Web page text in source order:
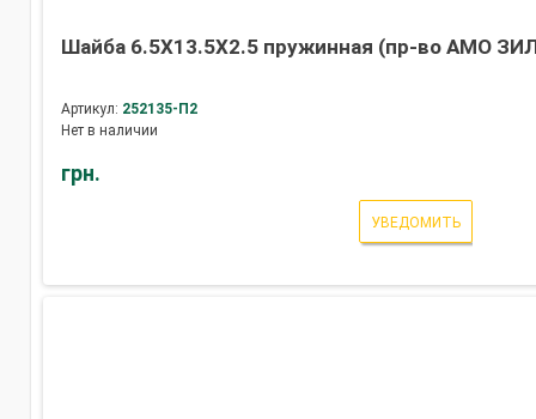
Шайба 6.5Х13.5Х2.5 пружинная (пр-во АМО
Артикул: 252135-П2
Нет в наличии
грн.
УВЕДОМИТЬ